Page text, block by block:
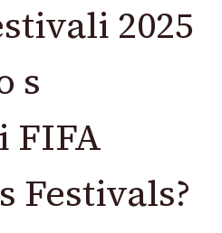
2025
s
FIFA
Festivals?